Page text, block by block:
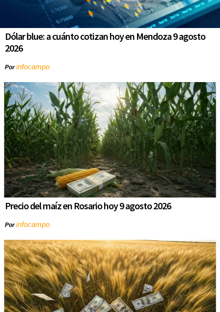
Dólar blue: a cuánto cotizan hoy en Mendoza 9 agosto
2026
Porinfocampo
Precio del maíz en Rosario hoy 9 agosto 2026
Porinfocampo